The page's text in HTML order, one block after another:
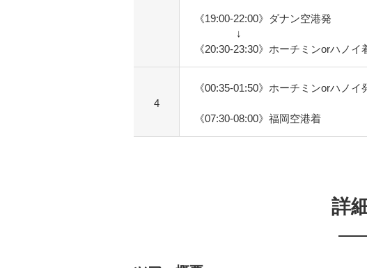
《19:00-22:00》ダナン空港発
↓
《20:30-23:30》ホーチミンorハノイ
4
《00:35-01:50》ホーチミンorハノイ
《07:30-08:00》福岡空港着
詳